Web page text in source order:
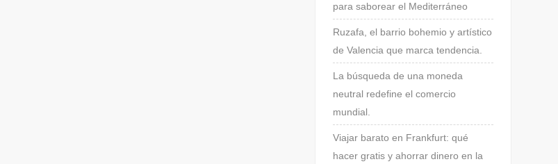
para saborear el Mediterráneo
Ruzafa, el barrio bohemio y artístico
de Valencia que marca tendencia.
La búsqueda de una moneda
neutral redefine el comercio
mundial.
Viajar barato en Frankfurt: qué
hacer gratis y ahorrar dinero en la